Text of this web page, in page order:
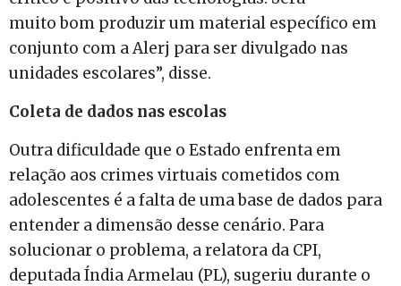
muito bom produzir um material específico em
conjunto com a Alerj para ser divulgado nas
unidades escolares”, disse.
Coleta de dados nas escolas
Outra dificuldade que o Estado enfrenta em
relação aos crimes virtuais cometidos com
adolescentes é a falta de uma base de dados para
entender a dimensão desse cenário. Para
solucionar o problema, a relatora da CPI,
deputada Índia Armelau (PL), sugeriu durante o